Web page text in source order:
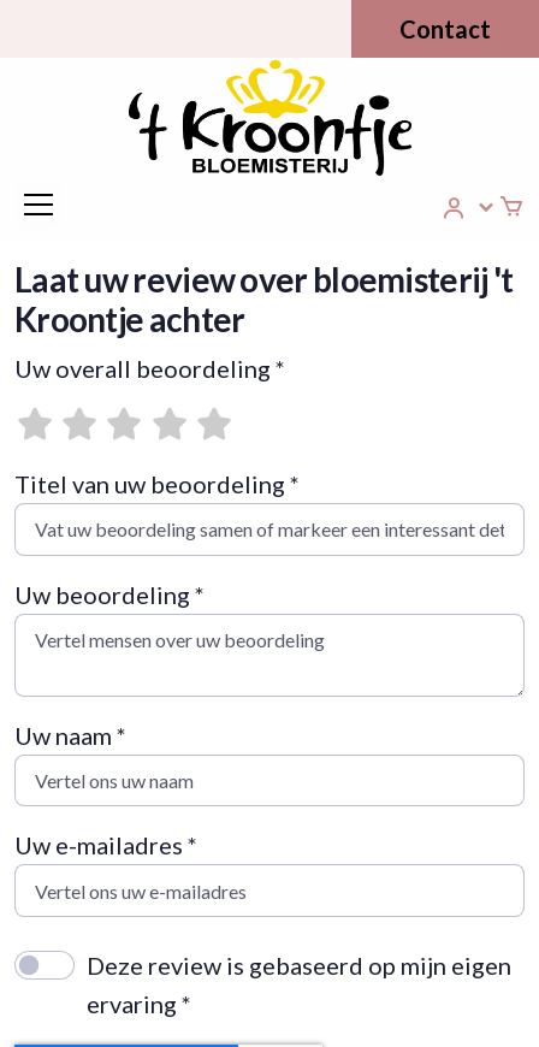
Contact
Laat uw review over bloemisterij 't
Kroontje achter
Uw overall beoordeling *
Titel van uw beoordeling *
Uw beoordeling *
Uw naam *
Uw e-mailadres *
Deze review is gebaseerd op mijn eigen
ervaring *